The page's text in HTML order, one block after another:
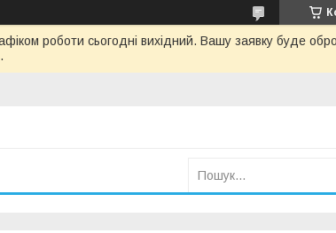
роботи сьогодні вихідний. Вашу заявку буде